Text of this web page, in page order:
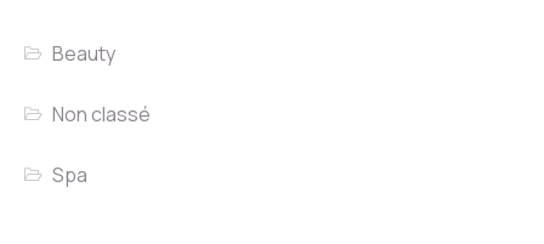
Beauty
Non classé
Spa